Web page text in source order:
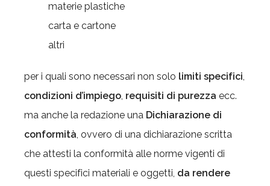
materie plastiche
carta e cartone
altri
per i quali sono necessari non solo limiti specifici,
condizioni d’impiego, requisiti di purezza ecc.
ma anche la redazione una Dichiarazione di
conformità, ovvero di una dichiarazione scritta
che attesti la conformità alle norme vigenti di
questi specifici materiali e oggetti, da rendere